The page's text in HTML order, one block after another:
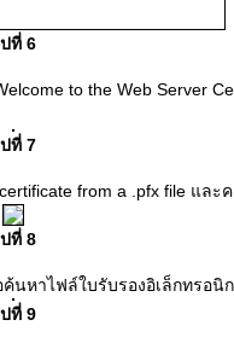
ที่ 6
to the Web Server
ที่ 7
from a .pfx file และ
ที่ 8
นหาไฟล์ใบรับรองอิเล็กทรอ
ที่ 9